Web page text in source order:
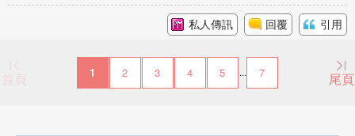
私人傳訊 回覆 引用
首頁 1 2 3 4 5 ... 7 尾頁